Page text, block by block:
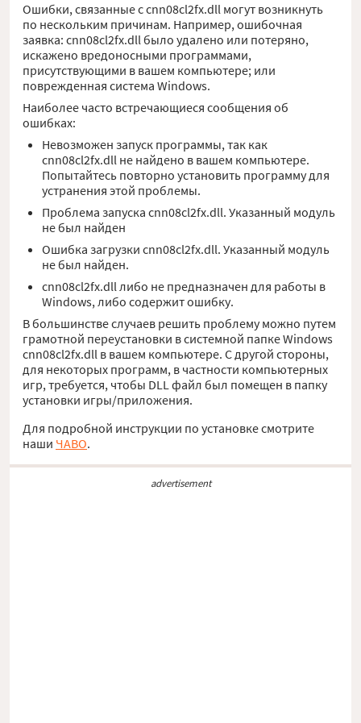
Ошибки, связанные с cnn08cl2fx.dll могут возникнуть
по нескольким причинам. Например, ошибочная
заявка: cnn08cl2fx.dll было удалено или потеряно,
искажено вредоносными программами,
присутствующими в вашем компьютере; или
поврежденная система Windows.
Наиболее часто встречающиеся сообщения об
ошибках:
Невозможен запуск программы, так как
cnn08cl2fx.dll не найдено в вашем компьютере.
Попытайтесь повторно установить программу для
устранения этой проблемы.
Проблема запуска cnn08cl2fx.dll. Указанный модуль
не был найден
Ошибка загрузки cnn08cl2fx.dll. Указанный модуль
не был найден.
cnn08cl2fx.dll либо не предназначен для работы в
Windows, либо содержит ошибку.
В большинстве случаев решить проблему можно путем
грамотной переустановки в системной папке Windows
cnn08cl2fx.dll в вашем компьютере. С другой стороны,
для некоторых программ, в частности компьютерных
игр, требуется, чтобы DLL файл был помещен в папку
установки игры/приложения.
Для подробной инструкции по установке смотрите
наши ЧАВО.
advertisement